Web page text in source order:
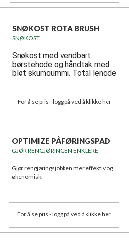
SNØKOST ROTA BRUSH
SNØKOST
Snøkost med vendbart
børstehode og håndtak med
bløt skumgummi. Total lengde
For å se pris - logg på ved å klikke her
OPTIMIZE PÅFØRINGSPAD
GJØR RENGJØRINGEN ENKLERE
Gjør rengjøringsjobben mer effektiv og
økonomisk.
For å se pris - logg på ved å klikke her